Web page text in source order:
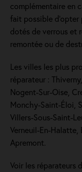
complémentaire en
fait possible d’opter
dotés de verrous et
remontée ou de
Les villes les plus
réparateur :
Nogent-Sur-Oise,
Monchy-Saint-Éloi,
Villers-Sous-Saint-
Verneuil-En-Halatte,
Apremont.
Voir les réparateurs